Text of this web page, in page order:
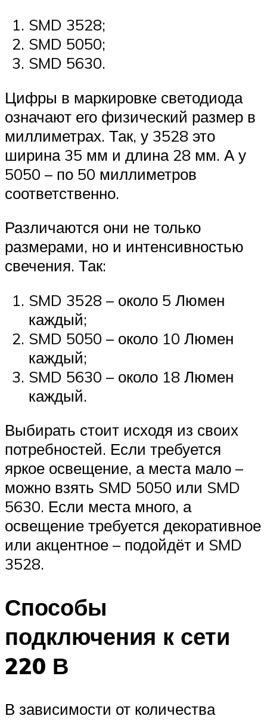
SMD 3528;
SMD 5050;
SMD 5630.
Цифры в маркировке светодиода
означают его физический размер в
миллиметрах. Так, у 3528 это
ширина 35 мм и длина 28 мм. А у
5050 – по 50 миллиметров
соответственно.
Различаются они не только
размерами, но и интенсивностью
свечения. Так:
SMD 3528 – около 5 Люмен
каждый;
SMD 5050 – около 10 Люмен
каждый;
SMD 5630 – около 18 Люмен
каждый.
Выбирать стоит исходя из своих
потребностей. Если требуется
яркое освещение, а места мало –
можно взять SMD 5050 или SMD
5630. Если места много, а
освещение требуется декоративное
или акцентное – подойдёт и SMD
3528.
Способы
подключения к сети
220 В
В зависимости от количества